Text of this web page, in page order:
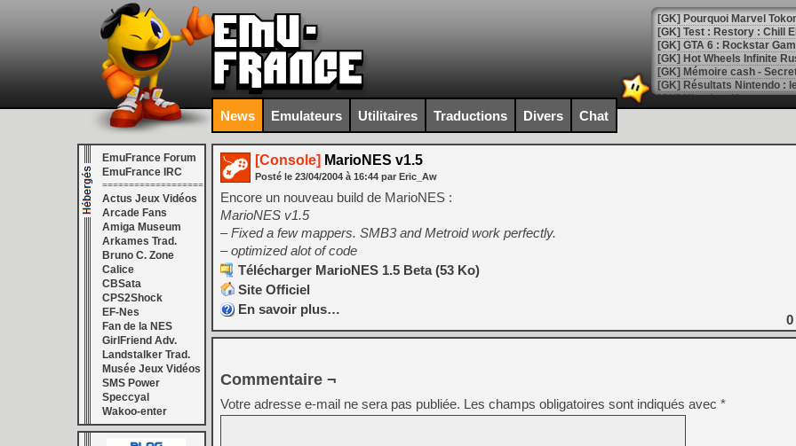
[GK] Pourquoi Marvel
[GK] Test : Restory : Chill
[GK] GTA 6 : Rockstar
[GK] Hot Wheels Infinite
[GK] Mémoire cash -
[GK] Résultats Nintendo :
[GK] Déjà des
[Mo5] Brickboy cherche à
[GK] Minecraft et ses «
[GK] Beast of
[GK] Ubisoft : fin de partie
[GK] Mémoire cash -
[GK] Dan Houser (GTA)
[GK] Comment EA Sports
[GK] Crimson Moon : un
[GK] Isle of Reveries : le
[GK] Moonlighter 2 : The
[GK] Capcom relance
[Mo5] Deux inédits du
[GK] Le beat'em up The
[GK] Endless Legend 2 :
News Emulateurs Utilitaires Traductions Divers Chat
EmuFrance Forum
EmuFrance IRC
===================
Actus Jeux Vidéos
Arcade Fans
Amiga Museum
Arkames Trad.
Bruno C. Zone
Calice
CBSata
CPS2Shock
EF-Nes
Fan de la NES
GirlFriend Adv.
Landstalker Trad.
Musée Jeux Vidéos
SMS Power
Speccyal
Wakoo-enter
[Console] MarioNES v1.5
Posté le 23/04/2004 à 16:44 par Eric_Aw
Encore un nouveau build de MarioNES :
MarioNES v1.5
– Fixed a few mappers. SMB3 and Metroid work perfectly.
– optimized alot of code
Télécharger MarioNES 1.5 Beta (53 Ko)
Site Officiel
En savoir plus…
0
Commentaire ¬
Votre adresse e-mail ne sera pas publiée. Les champs obligatoires sont indiqués avec *